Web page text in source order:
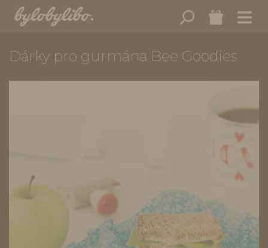
Dárky pro gurmána Bee Goodies